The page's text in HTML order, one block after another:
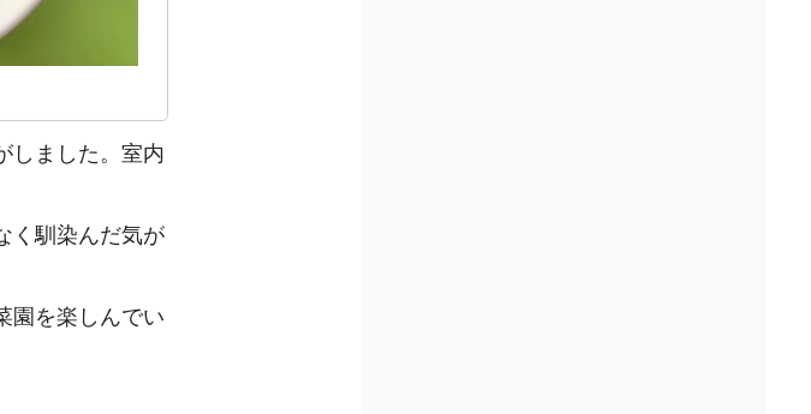
しました。室内
く馴染んだ気が
園を楽しんでい